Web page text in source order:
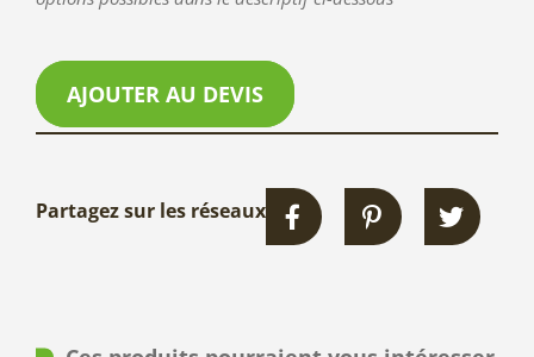
AJOUTER AU DEVIS
Partagez sur les réseaux